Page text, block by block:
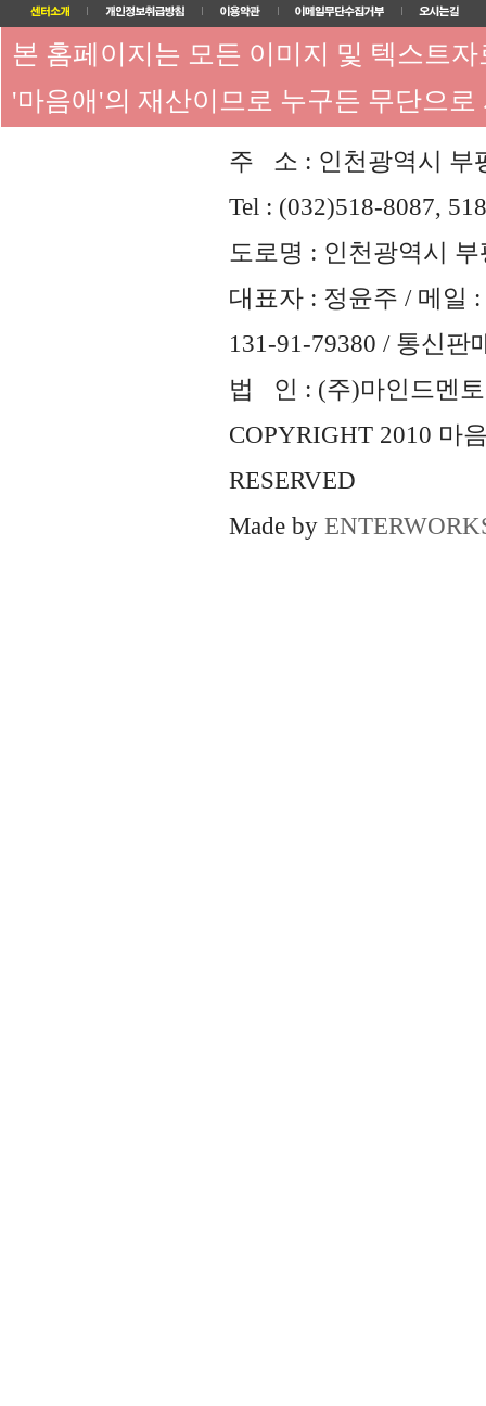
본 홈페이지는 모든 이미지 및 텍스트
'마음애'의 재산이므로 누구든 무단으
주 소 : 인천광역시 부
Tel : (032)518-8087,
도로명 : 인천광역시
대표자 : 정윤주 / 메일 :
131-91-79380 / 통신판
법 인 : (주)마인드멘토
COPYRIGHT 2010 마
RESERVED
Made by